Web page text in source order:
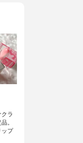
ラ
。
ップ